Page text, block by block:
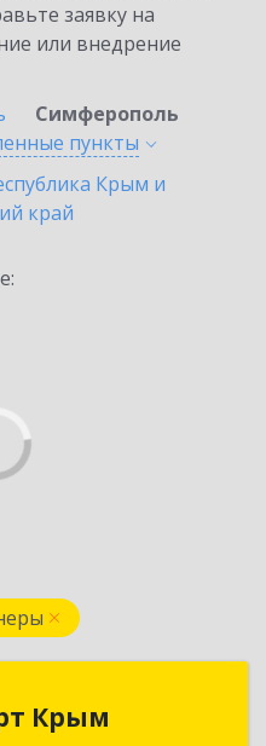
заявку на
или внедрение
Симферополь
пункты
Крым и
край
Крым